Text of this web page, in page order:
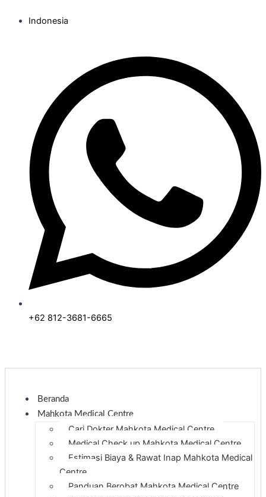
Indonesia
+62 812-3681-6665
Beranda
Mahkota Medical Centre
Cari Dokter Mahkota Medical Centre
Medical Check up Mahkota Medical Centre
Estimasi Biaya & Rawat Inap Mahkota Medical
Centre
Panduan Berobat Mahkota Medical Centre